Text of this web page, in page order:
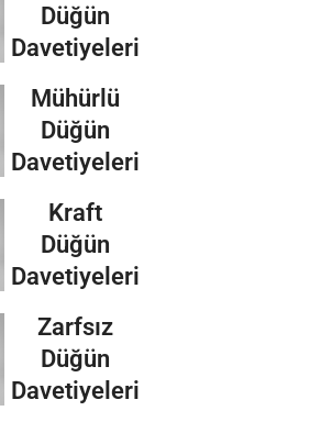
Düğün
Davetiyeleri
Mühürlü
Düğün
Davetiyeleri
Kraft
Düğün
Davetiyeleri
Zarfsız
Düğün
Davetiyeleri